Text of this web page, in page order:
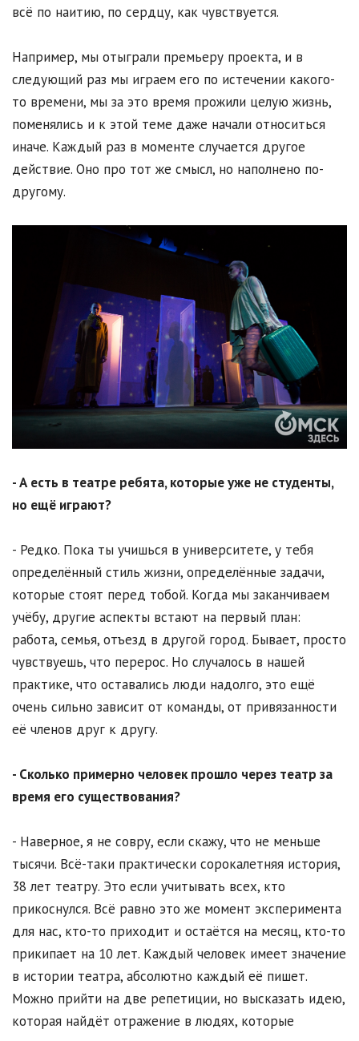
всё по наитию, по сердцу, как чувствуется.
Например, мы отыграли премьеру проекта, и в
следующий раз мы играем его по истечении какого-
то времени, мы за это время прожили целую жизнь,
поменялись и к этой теме даже начали относиться
иначе. Каждый раз в моменте случается другое
действие. Оно про тот же смысл, но наполнено по-
другому.
- А есть в театре ребята, которые уже не студенты,
но ещё играют?
- Редко. Пока ты учишься в университете, у тебя
определённый стиль жизни, определённые задачи,
которые стоят перед тобой. Когда мы заканчиваем
учёбу, другие аспекты встают на первый план:
работа, семья, отъезд в другой город. Бывает, просто
чувствуешь, что перерос. Но случалось в нашей
практике, что оставались люди надолго, это ещё
очень сильно зависит от команды, от привязанности
её членов друг к другу.
- Сколько примерно человек прошло через театр за
время его существования?
- Наверное, я не совру, если скажу, что не меньше
тысячи. Всё-таки практически сорокалетняя история,
38 лет театру. Это если учитывать всех, кто
прикоснулся. Всё равно это же момент эксперимента
для нас, кто-то приходит и остаётся на месяц, кто-то
прикипает на 10 лет. Каждый человек имеет значение
в истории театра, абсолютно каждый её пишет.
Можно прийти на две репетиции, но высказать идею,
которая найдёт отражение в людях, которые